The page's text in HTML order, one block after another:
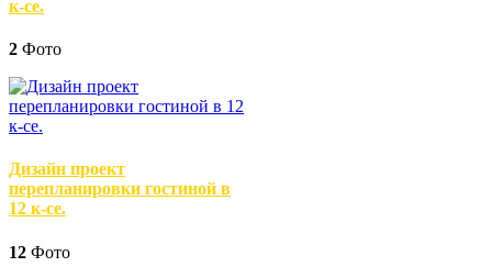
к-се.
2 Фото
Дизайн проект
перепланировки гостиной в
12 к-се.
12 Фото